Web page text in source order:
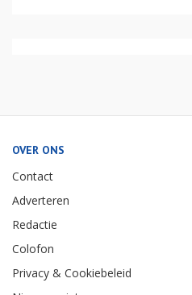
OVER ONS
Contact
Adverteren
Redactie
Colofon
Privacy & Cookiebeleid